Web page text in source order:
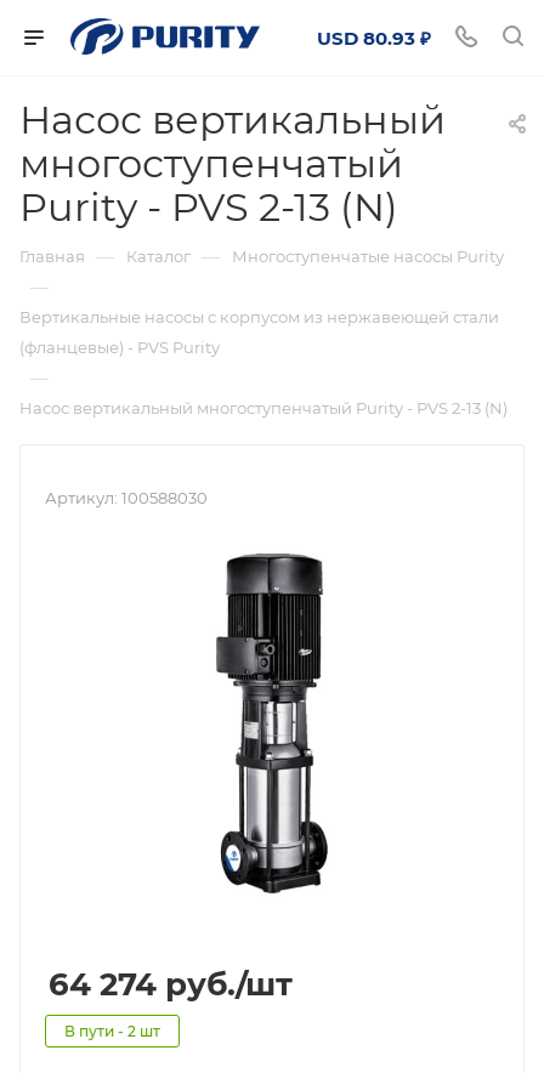
USD 80.93 ₽
Насос вертикальный
многоступенчатый
Purity - PVS 2-13 (N)
Главная — Каталог — Многоступенчатые насосы Purity
—
Вертикальные насосы с корпусом из нержавеющей стали
(фланцевые) - PVS Purity
—
Насос вертикальный многоступенчатый Purity - PVS 2-13 (N)
Артикул: 100588030
64 274 руб./шт
В пути - 2 шт